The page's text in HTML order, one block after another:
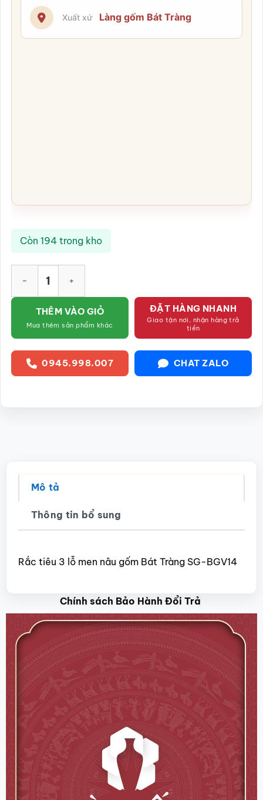
Xuất xứ Làng gốm Bát Tràng
Còn 194 trong kho
THÊM VÀO GIỎ
Mua thêm sản phẩm khác
ĐẶT HÀNG NHANH
Giao tận nơi, nhận hàng trả
tiền
0945.998.007 CHAT ZALO
Mô tả
Thông tin bổ sung
Rắc tiêu 3 lỗ men nâu gốm Bát Tràng SG-BGV14
Chính sách Bảo Hành Đổi Trả